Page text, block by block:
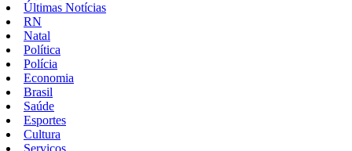
Últimas Notícias
RN
Natal
Política
Polícia
Economia
Brasil
Saúde
Esportes
Cultura
Serviços